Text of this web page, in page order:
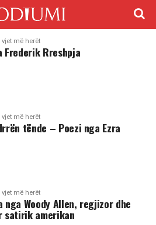
vjet më herët
Frederik Rreshpja
vjet më herët
tënde – Poezi nga Ezra
vjet më herët
nga Woody Allen, regjizor dhe
satirik amerikan